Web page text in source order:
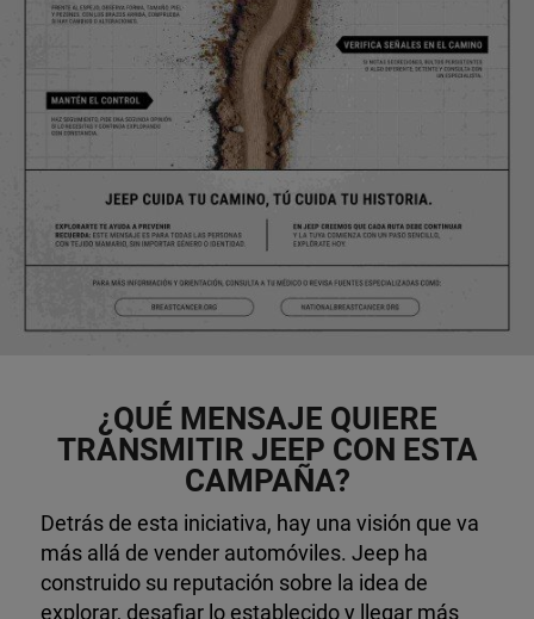
¿QUÉ MENSAJE QUIERE
TRANSMITIR JEEP CON ESTA
CAMPAÑA?
Detrás de esta iniciativa, hay una visión que va
más allá de vender automóviles. Jeep ha
construido su reputación sobre la idea de
explorar, desafiar lo establecido y llegar más